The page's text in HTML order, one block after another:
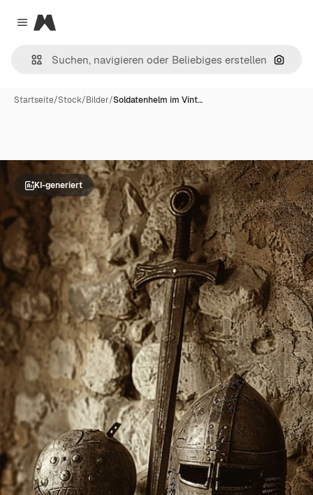
Close menu
Magnific
Nach
Startseite/Stock/Bilder/Soldatenhelm im Vint…
KI-generiert